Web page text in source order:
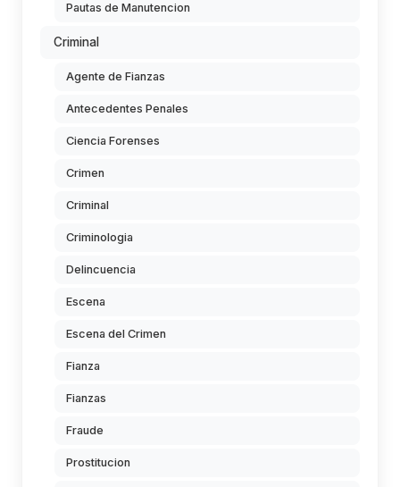
Pautas de Manutencion
Criminal
Agente de Fianzas
Antecedentes Penales
Ciencia Forenses
Crimen
Criminal
Criminologia
Delincuencia
Escena
Escena del Crimen
Fianza
Fianzas
Fraude
Prostitucion